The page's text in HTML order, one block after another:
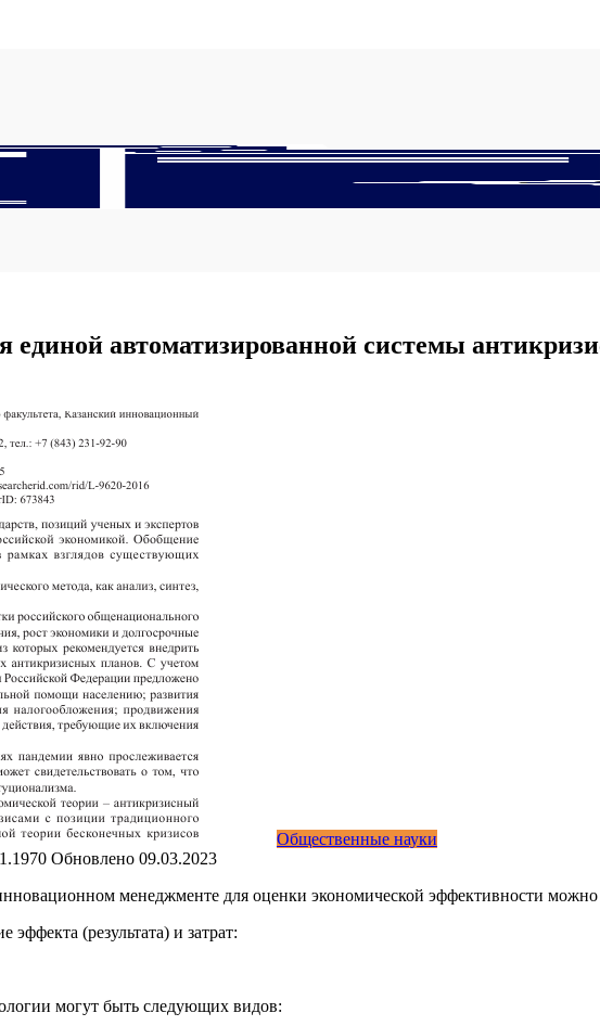
автоматизированной системы
Общественные науки
Обновлено 09.03.2023
менеджменте для оценки экономической эффективности
(результата) и затрат:
могут быть следующих видов: